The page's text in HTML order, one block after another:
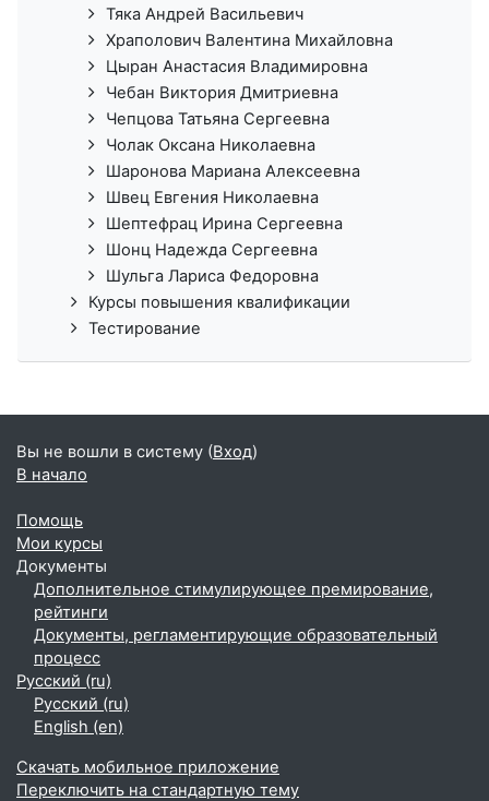
Тяка Андрей Васильевич
Храполович Валентина Михайловна
Цыран Анастасия Владимировна
Чебан Виктория Дмитриевна
Чепцова Татьяна Сергеевна
Чолак Оксана Николаевна
Шаронова Мариана Алексеевна
Швец Евгения Николаевна
Шептефрац Ирина Сергеевна
Шонц Надежда Сергеевна
Шульга Лариса Федоровна
Курсы повышения квалификации
Тестирование
Вы не вошли в систему (Вход)
В начало
Помощь
Мои курсы
Документы
Дополнительное стимулирующее премирование,
рейтинги
Документы, регламентирующие образовательный
процесс
Русский ‎(ru)‎
Русский ‎(ru)‎
English ‎(en)‎
Скачать мобильное приложение
Переключить на стандартную тему